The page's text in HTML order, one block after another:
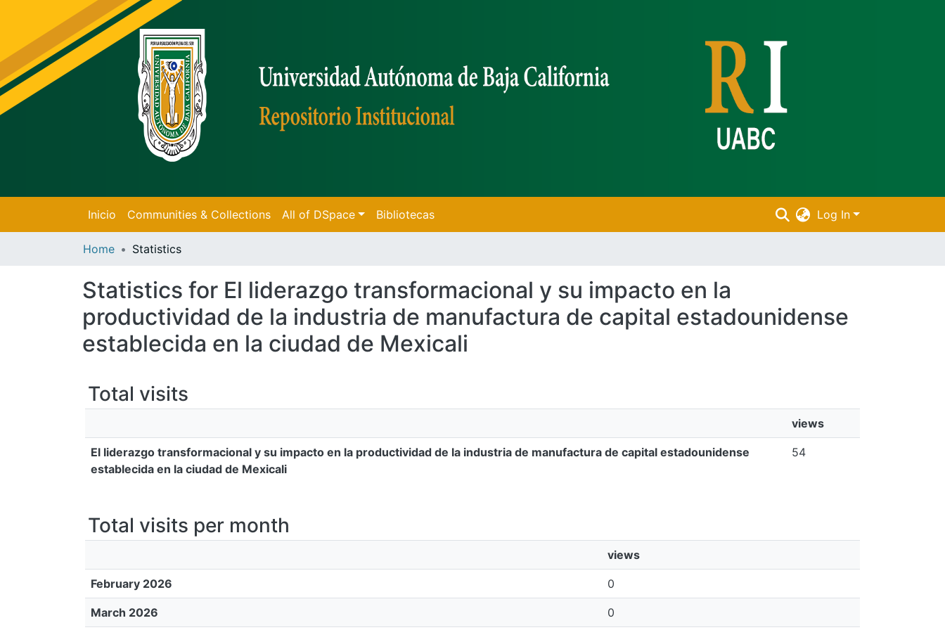
Inicio Communities & Collections All of DSpace Bibliotecas Log In
Home Statistics
Statistics for El liderazgo transformacional y su impacto en la
productividad de la industria de manufactura de capital estadounidense
establecida en la ciudad de Mexicali
Total visits
views
El liderazgo transformacional y su impacto en la productividad de la industria de manufactura de capital estadounidense
establecida en la ciudad de Mexicali
54
Total visits per month
views
February 2026 0
March 2026 0